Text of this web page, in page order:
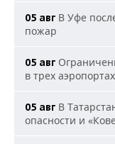
05 авг В Уфе
пожар
05 авг
в трех
05 авг В
опасности и